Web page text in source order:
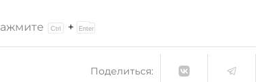
+
Поделиться: